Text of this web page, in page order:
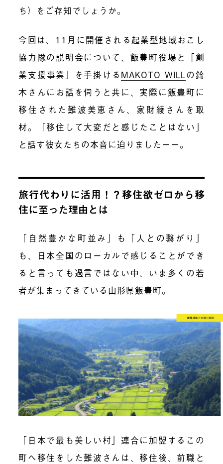
ち）をご存知でしょうか。
今回は、11月に開催される起業型地域おこし
協力隊の説明会について、飯豊町役場と「創
業支援事業」を手掛ける MAKOTO WILLの鈴
木さんにお話を伺うと共に、実際に飯豊町に
移住された難波美恵さん、家財綾さんを取
材。「移住して大変だと感じたことはない」
と話す彼女たちの本音に迫りましたーー。
旅行代わり に活用！？移住欲ゼロから移
住に至った理由とは
「自然豊かな町並み」も「人との繋がり」
も、日本全国のローカルで感じることができ
ると言っても過言ではない中、いま多くの若
者が集まってきている山形県飯豊町。
「日本で最も美しい村」 連合に加盟するこの
町へ移住をした難波さんは、移住後、前職と